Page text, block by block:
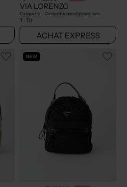
VIA LORENZO
Casquette - Casquette norvégienne rose
T : TU
ACHAT EXPRESS
NEW